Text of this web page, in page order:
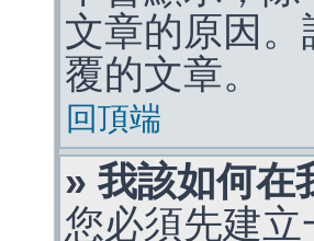
文章的原因
覆的文章。
回頂端
» 我該如何在
您必須先建